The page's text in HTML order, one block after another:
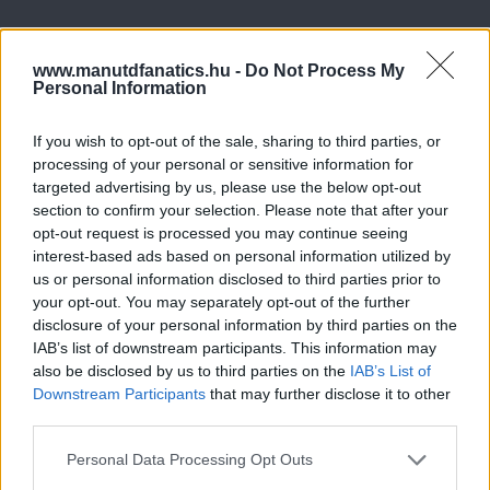
www.manutdfanatics.hu - Do Not Process My
Personal Information
If you wish to opt-out of the sale, sharing to third parties, or
processing of your personal or sensitive information for
targeted advertising by us, please use the below opt-out
section to confirm your selection. Please note that after your
opt-out request is processed you may continue seeing
interest-based ads based on personal information utilized by
us or personal information disclosed to third parties prior to
your opt-out. You may separately opt-out of the further
disclosure of your personal information by third parties on the
IAB’s list of downstream participants. This information may
also be disclosed by us to third parties on the IAB’s List of
Downstream Participants that may further disclose it to other
Please note that this website/app uses one or more Google
Personal Data Processing Opt Outs